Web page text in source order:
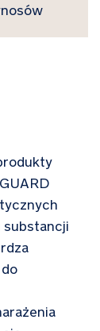
substancji